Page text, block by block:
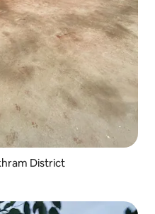
District